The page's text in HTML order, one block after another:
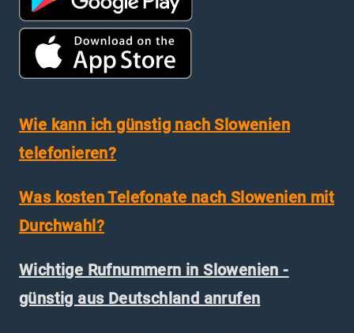
Wie kann ich günstig nach Slowenien
telefonieren?
Was kosten Telefonate nach Slowenien mit
Durchwahl?
Wichtige Rufnummern in Slowenien -
günstig aus Deutschland anrufen